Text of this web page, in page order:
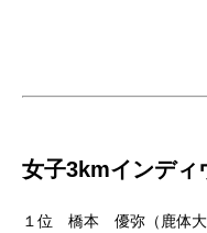
女子3kmインディ
１位 橋本 優弥（鹿体大